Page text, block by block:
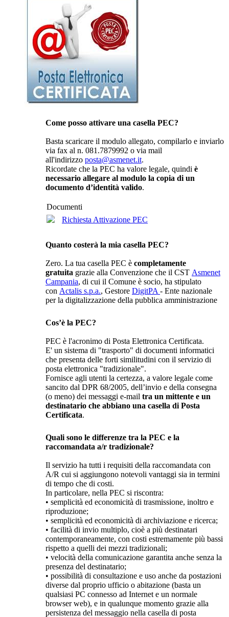
Come posso attivare una casella PEC?
Basta scaricare il modulo allegato, compilarlo e inviarlo
via fax al n. 081.7879992 o via mail
all'indirizzo posta@asmenet.it.
Ricordate che la PEC ha valore legale, quindi è
necessario allegare al modulo la copia di un
documento d’identità valido.
Documenti
Richiesta Attivazione PEC
Quanto costerà la mia casella PEC?
Zero. La tua casella PEC è completamente
gratuita grazie alla Convenzione che il CST Asmenet
Campania, di cui il Comune è socio, ha stipulato
con Actalis s.p.a., Gestore DigitPA - Ente nazionale
per la digitalizzazione della pubblica amministrazione
Cos’è la PEC?
PEC è l'acronimo di Posta Elettronica Certificata.
E' un sistema di "trasporto" di documenti informatici
che presenta delle forti similitudini con il servizio di
posta elettronica "tradizionale".
Fornisce agli utenti la certezza, a valore legale come
sancito dal DPR 68/2005, dell’invio e della consegna
(o meno) dei messaggi e-mail tra un mittente e un
destinatario che abbiano una casella di Posta
Certificata.
Quali sono le differenze tra la PEC e la
raccomandata a/r tradizionale?
Il servizio ha tutti i requisiti della raccomandata con
A/R cui si aggiungono notevoli vantaggi sia in termini
di tempo che di costi.
In particolare, nella PEC si riscontra:
• semplicità ed economicità di trasmissione, inoltro e
riproduzione;
• semplicità ed economicità di archiviazione e ricerca;
• facilità di invio multiplo, cioè a più destinatari
contemporaneamente, con costi estremamente più bassi
rispetto a quelli dei mezzi tradizionali;
• velocità della comunicazione garantita anche senza la
presenza del destinatario;
• possibilità di consultazione e uso anche da postazioni
diverse dal proprio ufficio o abitazione (basta un
qualsiasi PC connesso ad Internet e un normale
browser web), e in qualunque momento grazie alla
persistenza del messaggio nella casella di posta